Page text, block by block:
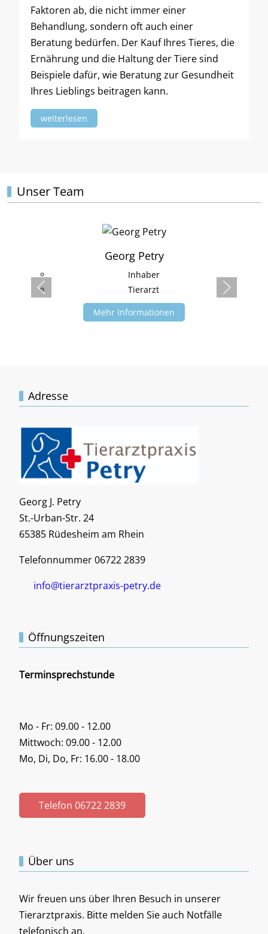
Faktoren ab, die nicht immer einer
Behandlung, sondern oft auch einer
Beratung bedürfen. Der Kauf Ihres Tieres, die
Ernährung und die Haltung der Tiere sind
Beispiele dafür, wie Beratung zur Gesundheit
Ihres Lieblings beitragen kann.
weiterlesen
Unser Team
Georg Petry
Inhaber
Tierarzt
Mehr Informationen
Adresse
Georg J. Petry
St.-Urban-Str. 24
65385 Rüdesheim am Rhein
Telefonnummer 06722 2839
info@tierarztpraxis-petry.de
Öffnungszeiten
Terminsprechstunde
Mo - Fr: 09.00 - 12.00
Mittwoch: 09.00 - 12.00
Mo, Di, Do, Fr: 16.00 - 18.00
Telefon 06722 2839
Über uns
Wir freuen uns über Ihren Besuch in unserer
Tierarztpraxis. Bitte melden Sie auch Notfälle
telefonisch an.